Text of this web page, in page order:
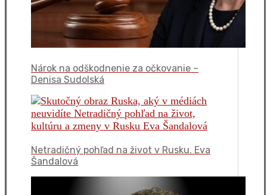
Nárok na odškodnenie za očkovanie –
Denisa Sudolská
Netradičný pohľad na život v Rusku. Eva
Šandalová